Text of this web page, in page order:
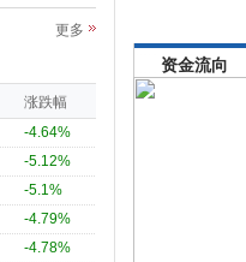
更多
涨跌幅
-4.64%
-5.12%
-5.1%
-4.79%
-4.78%
资金流向